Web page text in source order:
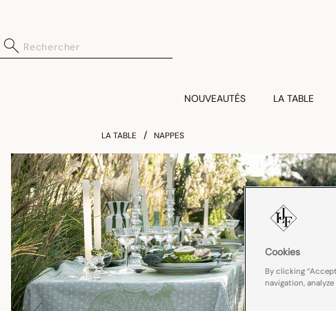
NOUVEAUTÉS LA TABLE
LA TABLE NAPPES
Cookies
By clicking
navigation,